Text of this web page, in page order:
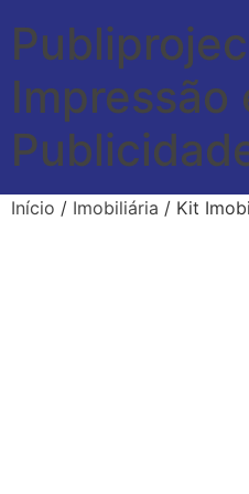
Impressão
Início / Imobiliária / Kit